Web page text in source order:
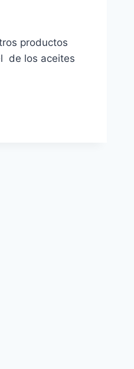
productos
de los aceites